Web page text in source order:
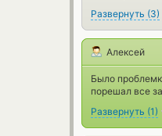
Развернуть (3)
Алексей
Было
порешал все
Развернуть (1)